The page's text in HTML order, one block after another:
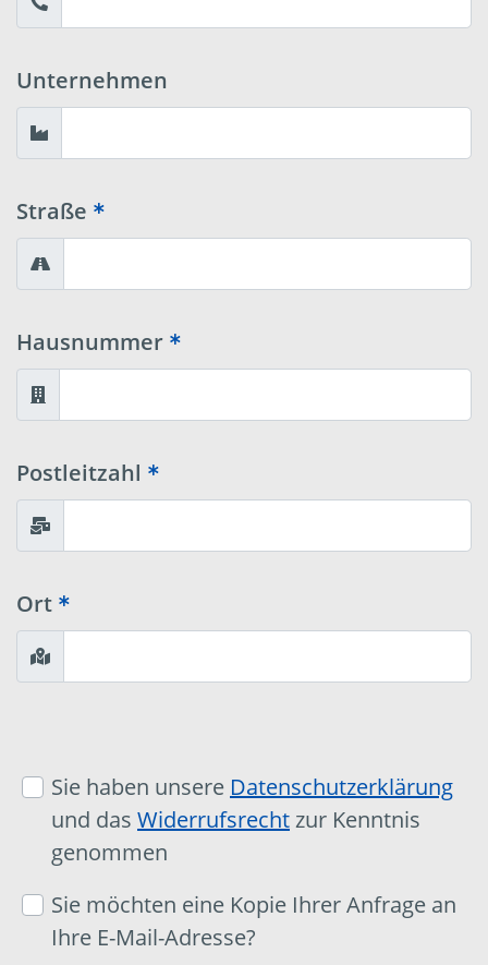
Unternehmen
Straße
Hausnummer
Postleitzahl
Ort
Sie haben unsere Datenschutzerklärung
und das Widerrufsrechtzur Kenntnis
genommen
Sie möchten eine Kopie Ihrer Anfrage an
Ihre E-Mail-Adresse?